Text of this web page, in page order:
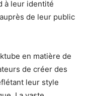
à leur identité
de leur public
en matière de
de créer des
leur style